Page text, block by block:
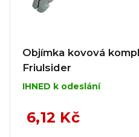
Objímka kovová
Friulsider
IHNED k odeslání
6,12 Kč